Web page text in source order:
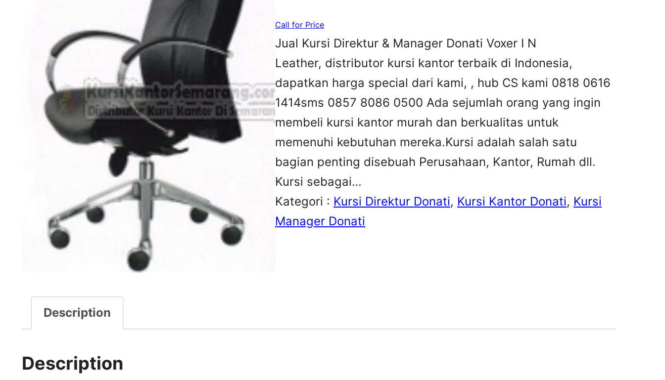
Call for Price
Jual Kursi Direktur & Manager Donati Voxer I N
Leather, distributor kursi kantor terbaik di Indonesia,
dapatkan harga special dari kami, , hub CS kami 0818 0616
1414sms 0857 8086 0500 Ada sejumlah orang yang ingin
membeli kursi kantor murah dan berkualitas untuk
memenuhi kebutuhan mereka.Kursi adalah salah satu
bagian penting disebuah Perusahaan, Kantor, Rumah dll.
Kursi sebagai…
Kategori : Kursi Direktur Donati, Kursi Kantor Donati, Kursi
Manager Donati
Description
Description